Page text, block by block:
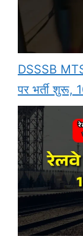
DSSSB
पर भर्ती शुरू,